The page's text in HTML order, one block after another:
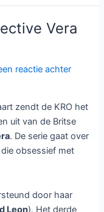
Vera
reactie achter
zendt de KRO het
uit van de Britse
. De serie gaat over
die obsessief met
door haar
Leon). Het derde